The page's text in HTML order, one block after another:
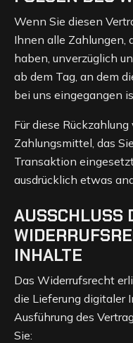
Wenn Sie diesen
Ihnen alle Zahlungen,
haben, unverzüglich
ab dem Tag, an dem
bei uns eingegangen
Für diese
Zahlungsmittel, das
Transaktion
ausdrücklich etwas
AUSSCHLUSS
INHALTE
Das Widerrufsrecht
die Lieferung digitaler
Ausführung des
Sie: